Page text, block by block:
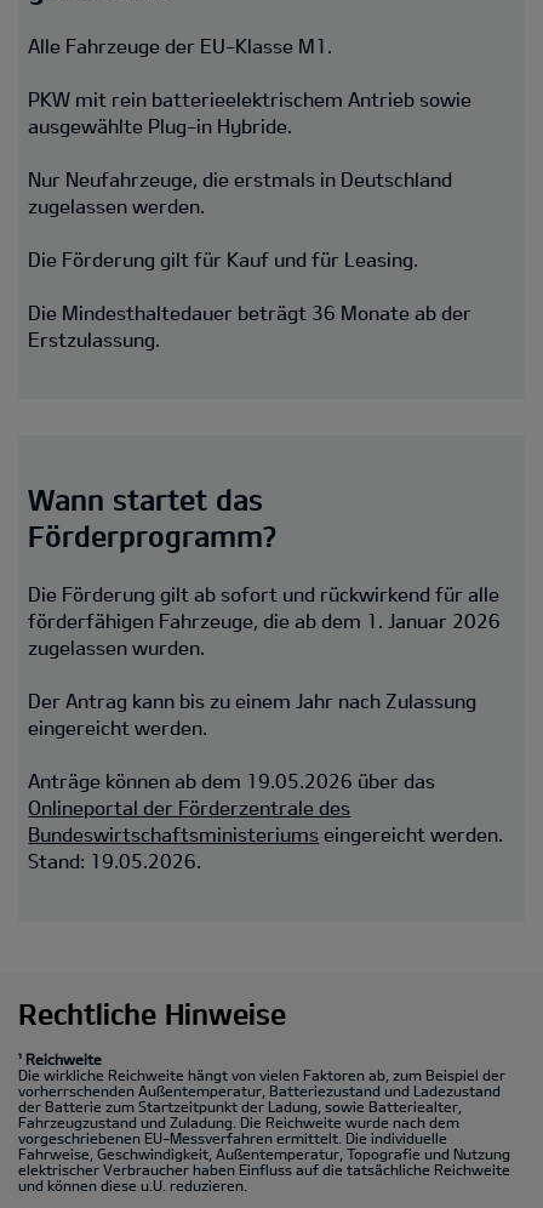
Alle Fahrzeuge der EU-Klasse M1.
PKW mit rein batterieelektrischem Antrieb sowie
ausgewählte Plug-in Hybride.
Nur Neufahrzeuge, die erstmals in Deutschland
zugelassen werden.
Die Förderung gilt für Kauf und für Leasing.
Die Mindesthaltedauer beträgt 36 Monate ab der
Erstzulassung.
Wann startet das
Förderprogramm?
Die Förderung gilt ab sofort und rückwirkend für alle
förderfähigen Fahrzeuge, die ab dem 1. Januar 2026
zugelassen wurden.
Der Antrag kann bis zu einem Jahr nach Zulassung
eingereicht werden.
Anträge können ab dem 19.05.2026 über das
Onlineportal der Förderzentrale des
Bundeswirtschaftsministeriums eingereicht werden.
Stand: 19.05.2026.
Rechtliche Hinweise
¹ Reichweite
Die wirkliche Reichweite hängt von vielen Faktoren ab, zum Beispiel der
vorherrschenden Außentemperatur, Batteriezustand und Ladezustand
der Batterie zum Startzeitpunkt der Ladung, sowie Batteriealter,
Fahrzeugzustand und Zuladung. Die Reichweite wurde nach dem
vorgeschriebenen EU-Messverfahren ermittelt. Die individuelle
Fahrweise, Geschwindigkeit, Außentemperatur, Topografie und Nutzung
elektrischer Verbraucher haben Einfluss auf die tatsächliche Reichweite
und können diese u.U. reduzieren.